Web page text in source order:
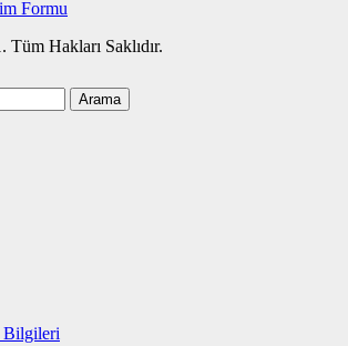
Formu
Hakları Saklıdır.
Arama
Bilgileri